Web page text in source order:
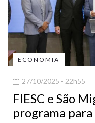
ECONOMIA
27/10/2025 - 22h55
FIESC e São
programa